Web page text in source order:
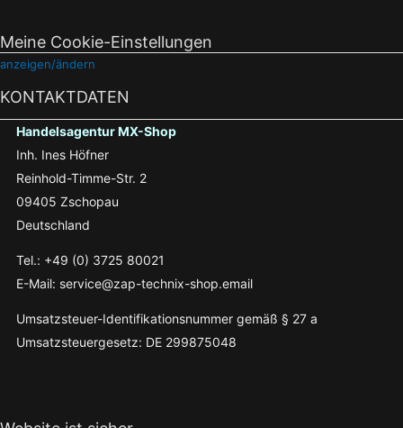
Meine Cookie-Einstellungen
anzeigen/ändern
KONTAKTDATEN
Handelsagentur MX-Shop
Inh. Ines Höfner
Reinhold-Timme-Str. 2
09405 Zschopau
Deutschland
Tel.: +49 (0) 3725 80021
E-Mail: service@zap-technix-shop.email
Umsatzsteuer-Identifikationsnummer gemäß § 27 a
Umsatzsteuergesetz: DE 299875048